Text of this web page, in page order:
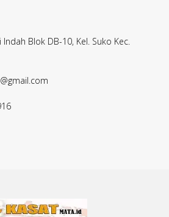
Blok DB-10, Kel. Suko Kec.